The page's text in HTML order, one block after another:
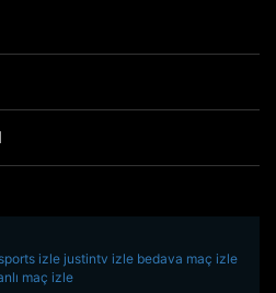
izle justintv izle bedava maç izle
maç izle